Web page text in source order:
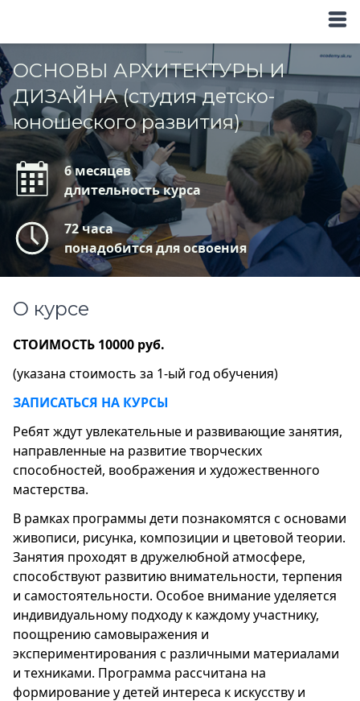
ОСНОВЫ АРХИТЕКТУРЫ И
ДИЗАЙНА (студия детско-
юношеского развития)
6 месяцев
длительность курса
72 часа
понадобится для освоения
О курсе
СТОИМОСТЬ 10000 руб.
(указана стоимость за 1-ый год обучения)
ЗАПИСАТЬСЯ НА КУРСЫ
Ребят ждут увлекательные и развивающие занятия,
направленные на развитие творческих
способностей, воображения и художественного
мастерства.
В рамках программы дети познакомятся с основами
живописи, рисунка, композиции и цветовой теории.
Занятия проходят в дружелюбной атмосфере,
способствуют развитию внимательности, терпения
и самостоятельности. Особое внимание уделяется
индивидуальному подходу к каждому участнику,
поощрению самовыражения и
экспериментирования с различными материалами
и техниками. Программа рассчитана на
формирование у детей интереса к искусству и